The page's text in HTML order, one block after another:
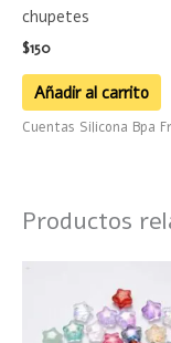
chupetes
$150
Añadir al carrito
Cuentas Silicona Bpa
Productos